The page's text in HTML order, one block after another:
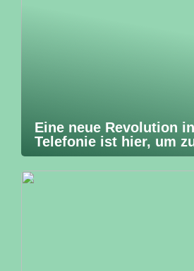
Eine neue Revolution
Telefonie ist hier, um